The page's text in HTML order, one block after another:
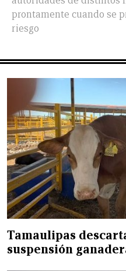
prontamente cuando se
riesgo
Tamaulipas
suspensión